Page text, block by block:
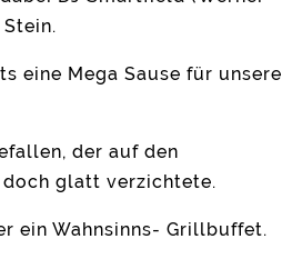
eine Mega Sause für unsere
der auf den
glatt verzichtete.
ein Wahnsinns- Grillbuffet.